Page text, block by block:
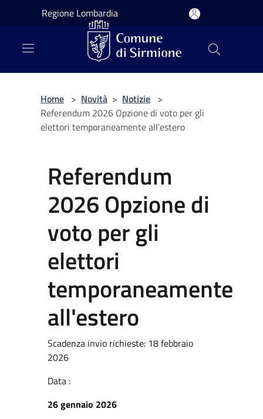
Salta al contenuto principale
Regione Lombardia
Home > Novità > Notizie >
Referendum 2026 Opzione di voto per gli
elettori temporaneamente all'estero
Referendum
2026 Opzione di
voto per gli
elettori
temporaneamente
all'estero
Scadenza invio richieste: 18 febbraio
2026
Data :
26 gennaio 2026